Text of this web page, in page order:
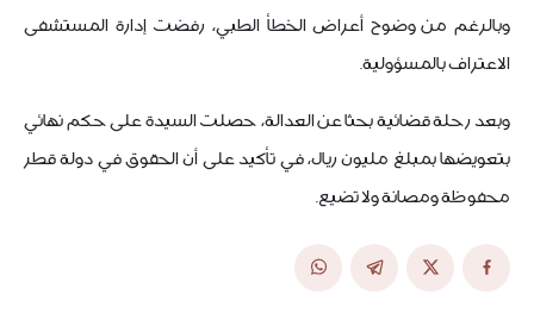
وبالرغم من وضوح أعراض الخطأ الطبي، رفضت إدارة المستشفى
الاعتراف بالمسؤولية.
وبعد رحلة قضائية بحثا عن العدالة، حصلت السيدة على حكم نهائي
بتعويضها بمبلغ مليون ريال، في تأكيد على أن الحقوق في دولة قطر
محفوظة ومصانة ولا تضيع.